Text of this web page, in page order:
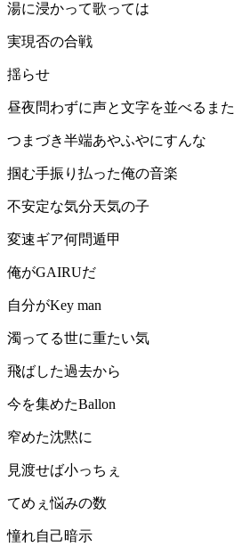
湯に浸かって歌っては
実現否の合戦
揺らせ
昼夜問わずに声と文字を並べるまた
つまづき半端あやふやにすんな
掴む手振り払った俺の音楽
不安定な気分天気の子
変速ギア何問遁甲
俺がGAIRUだ
自分がKey man
濁ってる世に重たい気
飛ばした過去から
今を集めたBallon
窄めた沈黙に
見渡せば小っちぇ
てめぇ悩みの数
憧れ自己暗示